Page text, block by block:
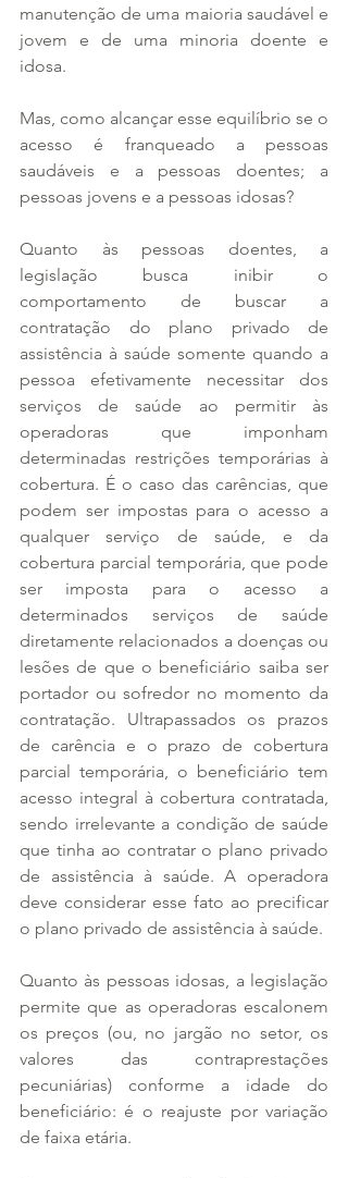
manutenção de uma maioria saudável e
jovem e de uma minoria doente e
idosa.
Mas, como alcançar esse equilíbrio se o
acesso é franqueado a pessoas
saudáveis e a pessoas doentes; a
pessoas jovens e a pessoas idosas?
Quanto às pessoas doentes, a
legislação busca inibir o
comportamento de buscar a
contratação do plano privado de
assistência à saúde somente quando a
pessoa efetivamente necessitar dos
serviços de saúde ao permitir às
operadoras que imponham
determinadas restrições temporárias à
cobertura. É o caso das carências, que
podem ser impostas para o acesso a
qualquer serviço de saúde, e da
cobertura parcial temporária, que pode
ser imposta para o acesso a
determinados serviços de saúde
diretamente relacionados a doenças ou
lesões de que o beneficiário saiba ser
portador ou sofredor no momento da
contratação. Ultrapassados os prazos
de carência e o prazo de cobertura
parcial temporária, o beneficiário tem
acesso integral à cobertura contratada,
sendo irrelevante a condição de saúde
que tinha ao contratar o plano privado
de assistência à saúde. A operadora
deve considerar esse fato ao precificar
o plano privado de assistência à saúde.
Quanto às pessoas idosas, a legislação
permite que as operadoras escalonem
os preços (ou, no jargão no setor, os
valores das contraprestações
pecuniárias) conforme a idade do
beneficiário: é o reajuste por variação
de faixa etária.